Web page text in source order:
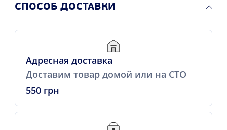
CПОСОБ ДОСТАВКИ
Адресная доставка
Доставим товар домой или на СТО
550 грн